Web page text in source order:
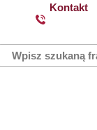
Kontakt